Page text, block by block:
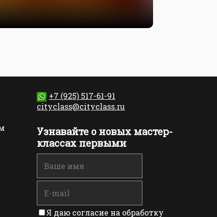
+7 (925) 517-61-91
cityclass@cityclass.ru
Узнавайте о новых мастер-
классах первыми
Я даю согласие на обработку